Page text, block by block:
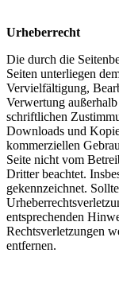
Urheberrecht
Die durch die
Seiten unterliegen
Vervielfältigung,
Verwertung
schriftlichen
Downloads und
kommerziellen
Seite nicht vom
Dritter beachtet.
gekennzeichnet.
entsprechenden
Rechtsverletzungen
entfernen.